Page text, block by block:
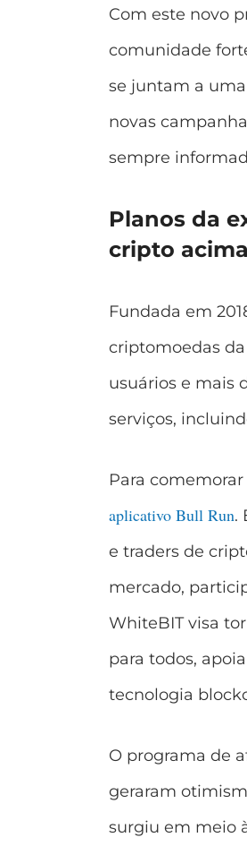
Com este novo
comunidade
se juntam a
novas
sempre
Planos da
cripto
Fundada em
criptomoedas
usuários e mais
serviços,
Para
aplicativo Bull Run.
e traders de
mercado,
WhiteBIT visa
para todos,
tecnologia
O programa de
geraram
surgiu em meio